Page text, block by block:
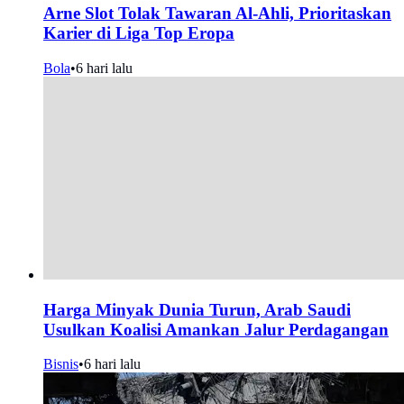
Arne Slot Tolak Tawaran Al-Ahli, Prioritaskan
Karier di Liga Top Eropa
Bola•6 hari lalu
Harga Minyak Dunia Turun, Arab Saudi
Usulkan Koalisi Amankan Jalur Perdagangan
Bisnis•6 hari lalu